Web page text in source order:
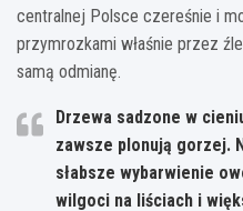
centralnej Polsce czereśnie i
przymrozkami właśnie przez
samą odmianę.
Drzewa sadzone w
zawsze plonują gorzej.
słabsze wybarwienie
wilgoci na liściach i